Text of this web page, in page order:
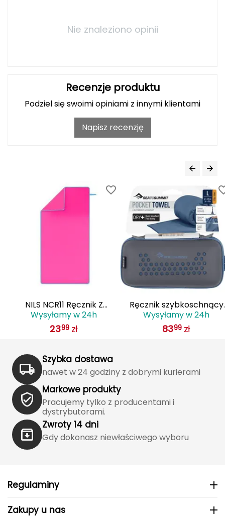
Granger's
Hanwag
Hydrapak
Hydro Flask
IGLOO
INNY
Nie znaleziono opinii
Recenzje produktu
Podziel się swoimi opiniami z innymi klientami
Napisz recenzję
NILS NCR11 Ręcznik Z
Mikrofibry 140X70 cm
Wysyłamy w 24h
2399 zł
Ręcznik szybkoschnący
Pocket Towel Sea to
Summit niebieski
Wysyłamy w 24h
8399 zł
Szybka dostawa
nawet w 24 godziny z dobrymi kurierami
Markowe produkty
Pracujemy tylko z producentami i
dystrybutorami.
Zwroty 14 dni
Gdy dokonasz niewłaściwego wyboru
Regulaminy
Zakupy u nas